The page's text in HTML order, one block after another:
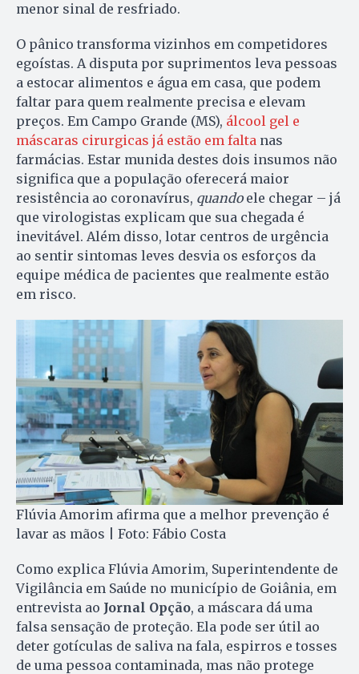
menor sinal de resfriado.
O pânico transforma vizinhos em competidores
egoístas. A disputa por suprimentos leva pessoas
a estocar alimentos e água em casa, que podem
faltar para quem realmente precisa e elevam
preços. Em Campo Grande (MS), álcool gel e
máscaras cirurgicas já estão em falta nas
farmácias. Estar munida destes dois insumos não
significa que a população oferecerá maior
resistência ao coronavírus, quandoele chegar – já
que virologistas explicam que sua chegada é
inevitável. Além disso, lotar centros de urgência
ao sentir sintomas leves desvia os esforços da
equipe médica de pacientes que realmente estão
em risco.
Flúvia Amorim afirma que a melhor prevenção é
lavar as mãos | Foto: Fábio Costa
Como explica Flúvia Amorim, Superintendente de
Vigilância em Saúde no município de Goiânia, em
entrevista ao Jornal Opção, a máscara dá uma
falsa sensação de proteção. Ela pode ser útil ao
deter gotículas de saliva na fala, espirros e tosses
de uma pessoa contaminada, mas não protege